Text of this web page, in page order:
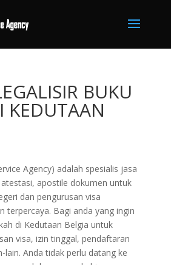
BUKU
KEDUTAAN
Agency) adalah spesialis jasa
apostile dokumen untuk
dan pengurusan visa
terpercaya. Bagi anda yang ingin
di Kedutaan Belgia untuk
visa, izin tinggal, pendaftaran
lain. Anda tidak perlu datang ke